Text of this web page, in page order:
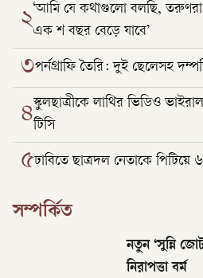
২‘আমি যে কথাগুলো বলছি,
এক শ বছর বেড়ে যাবে’
৩পর্নগ্রাফি তৈরি: দুই ছেলেসহ
৪স্কুলছাত্রীকে লাথির ভিডিও
টিসি
৫ঢাবিতে ছাত্রদল নেতাকে পিটিয়ে ৬
সম্পর্কিত
নতুন ‘সুন্নি
নিরাপত্তা বর্ম